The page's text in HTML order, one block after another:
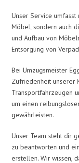
Unser Service
Möbel, sondern auch
und Aufbau von
Entsorgung von
Bei Umzugsmeister
Zufriedenheit unserer
Transportfahrzeugen
um einen
gewährleisten.
Unser Team steht dir
zu beantworten und
erstellen. Wir wissen,